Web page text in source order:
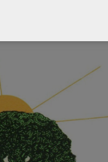
profit de l’union
frère limogé.